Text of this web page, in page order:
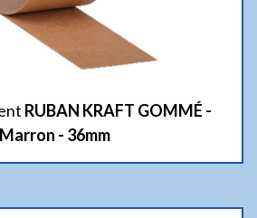
RUBAN KRAFT GOMMÉ -
Marron - 36mm